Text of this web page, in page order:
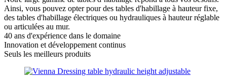
Ainsi, vous pouvez opter pour des tables d'habillage à hauteur fixe,
des tables d'habillage électriques ou hydrauliques à hauteur réglable
ou articulées au mur.
40 ans d'expérience dans le domaine
Innovation et développement continus
Seuls les meilleurs produits